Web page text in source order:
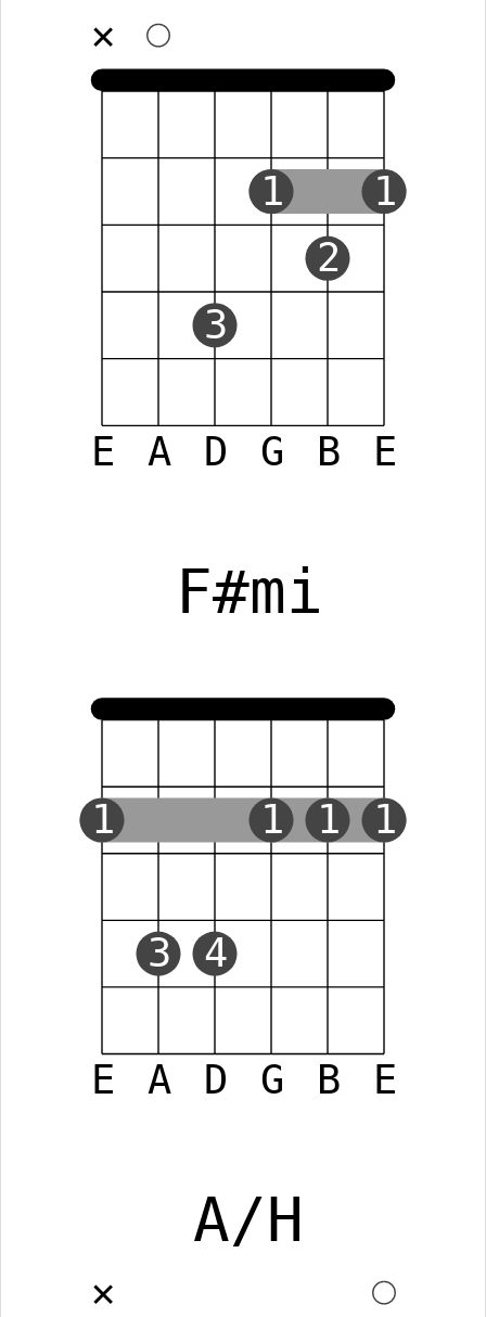
E A D G B E
✕
3
1
2
1
F#mi
E A D G B E
1
3 4
1 1 1
A/H
✕